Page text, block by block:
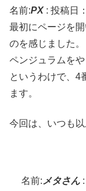
名前:PX: 投稿日
最初にページを
のを感じました。
ペンジュラムを
というわけで、4
ます。
今回は、いつも
名前: メタさん :